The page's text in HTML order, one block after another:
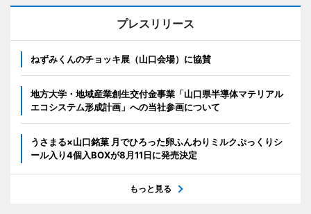
プレスリリース
ねずみくんのチョッキ展（山口会場）に協賛
地方大学・地域産業創生交付金事業「山口県半導体マテリアル
エコシステム形成計画」への当社参画について
うさまる×山口銘菓 月でひろった卵ふんわりミルクぷっくりシ
ール入り4個入BOXが8月11日に発売決定
もっと見る